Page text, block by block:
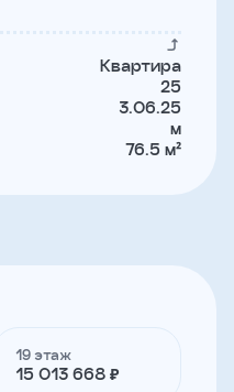
Квартира
25
3.06.25
м
76.5 м²
19 этаж
15 013 668 ₽